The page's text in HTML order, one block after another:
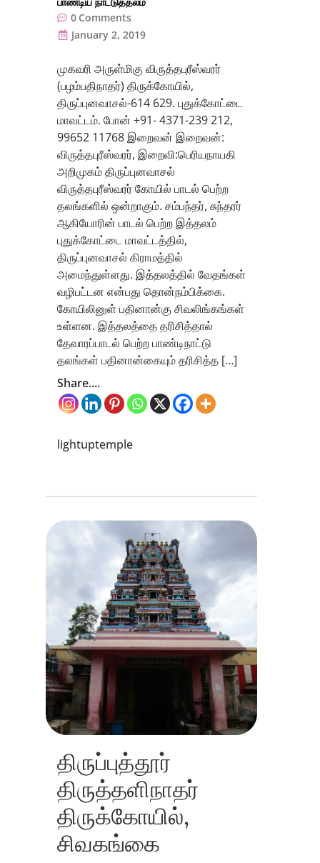
0 Comments
January 2, 2019
முகவரி அருள்மிகு விருத்தபுரீஸ்வரர்
(பழம்பதிநாதர்) திருக்கோயில்,
திருப்புனவாசல்-614 629. புதுக்கோட்டை
மாவட்டம். போன் +91- 4371-239 212,
99652 11768 இறைவன் இறைவன்:
விருத்தபுரீஸ்வரர், இறைவி:பெரியநாயகி
அறிமுகம் திருப்புனவாசல்
விருத்தபுரீஸ்வரர் கோயில் பாடல் பெற்ற
தலங்களில் ஒன்றாகும். சம்பந்தர், சுந்தரர்
ஆகியோரின் பாடல் பெற்ற இத்தலம்
புதுக்கோட்டை மாவட்டத்தில்,
திருப்புனவாசல் கிராமத்தில்
அமைந்துள்ளது. இத்தலத்தில் வேதங்கள்
வழிபட்டன என்பது தொன்நம்பிக்கை.
கோயிலினுள் பதினான்கு சிவலிங்கங்கள்
உள்ளன. இத்தலத்தை தரிசித்தால்
தேவாரப்பாடல் பெற்ற பாண்டிநாட்டு
தலங்கள் பதினான்கையும் தரிசித்த […]
Share....
lightuptemple
திருப்புத்தூர்
திருத்தளிநாதர்
திருக்கோயில்,
சிவகங்கை